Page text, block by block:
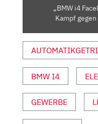
KONKURRENZ“
VON
ANZEIGEN
„BMW i4
Kampf
BMW I4
GEWERBE